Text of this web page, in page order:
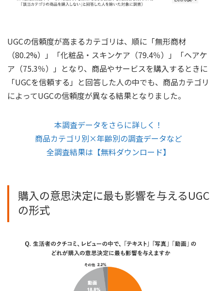
UGCの信頼度が高まるカテゴリは、順に「無形商材
（80.2%）」「化粧品・スキンケア（79.4％）」「ヘアケ
ア（75.3％）」となり、商品やサービスを購入するときに
「UGCを信頼する」と回答した人の中でも、商品カテゴリ
によってUGCの信頼度が異なる結果となりました。
本調査データをさらに詳しく！
商品カテゴリ別×年齢別の調査データなど
全調査結果は【無料ダウンロード】
購入の意思決定に最も影響を与えるUGC
の形式